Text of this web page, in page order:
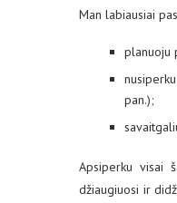
Man labiausiai
planuoju
pan.);
Apsiperku visai
džiaugiuosi ir